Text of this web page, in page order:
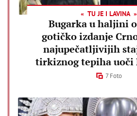
TU JE I LAVINA
Bugarka u haljini
gotičko izdanje
najupečatljivijih
tirkiznog tepiha uoči
7 Foto